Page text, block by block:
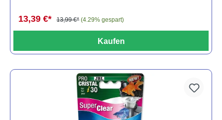
13,39 €* 13,99 €* (4.29% gespart)
Kaufen